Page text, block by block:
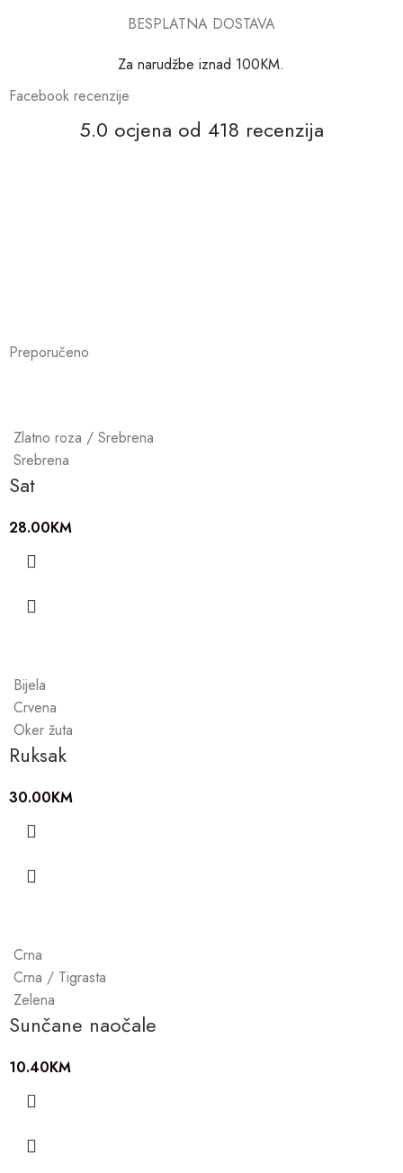
BESPLATNA DOSTAVA
Za narudžbe iznad 100KM.
Facebook recenzije
5.0 ocjena od 418 recenzija
Preporučeno
Zlatno roza / Srebrena
Srebrena
Sat
28.00KM
Bijela
Crvena
Oker žuta
Ruksak
30.00KM
Crna
Crna / Tigrasta
Zelena
Sunčane naočale
10.40KM